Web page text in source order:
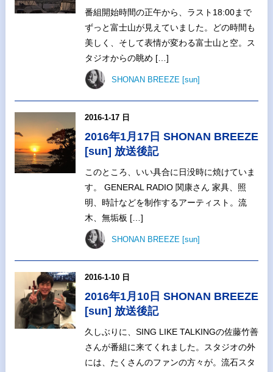
番組開始時間の正午から、ラスト18:00まで
ずっと富士山が見えていました。どの時間も
美しく、そして表情が変わる富士山と空。ス
タジオからの眺め […]
SHONAN BREEZE [sun]
2016-1-17 日
2016年1月17日 SHONAN BREEZE
[sun] 放送後記
このところ、いい具合に日没時に焼けていま
す。 GENERAL RADIO 関康さん 家具、照
明、時計などを制作するアーティスト。流
木、無垢板 […]
SHONAN BREEZE [sun]
2016-1-10 日
2016年1月10日 SHONAN BREEZE
[sun] 放送後記
久しぶりに、SING LIKE TALKINGの佐藤竹善
さんが番組に来てくれました。スタジオの外
には、たくさんのファンの方々が。流石スタ